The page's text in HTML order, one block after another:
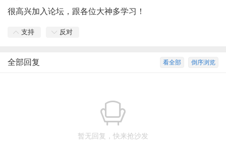
很高兴加入论坛，跟各位大神多学习！
支持 反对
倒序浏览
看全部
全部回复
暂无回复，快来抢沙发